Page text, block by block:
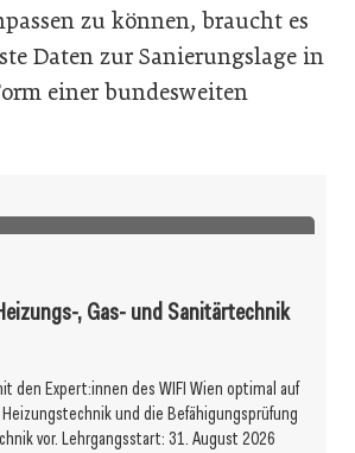
zu können, braucht es
Daten zur Sanierungslage in
einer bundesweiten
, Gas- und Sanitärtechnik
den Expert:innen des WIFI Wien optimal auf
und die Befähigungsprüfung
vor. Lehrgangsstart: 31. August 2026